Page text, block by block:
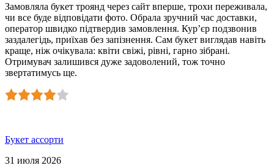
Замовляла букет троянд через сайт вперше, трохи переживала,
чи все буде відповідати фото. Обрала зручний час доставки,
оператор швидко підтвердив замовлення. Кур’єр подзвонив
заздалегідь, приїхав без запізнення. Сам букет виглядав навіть
краще, ніж очікувала: квіти свіжі, рівні, гарно зібрані.
Отримувач залишився дуже задоволений, тож точно
звертатимусь ще.
Букет ассорти
31 июля 2026